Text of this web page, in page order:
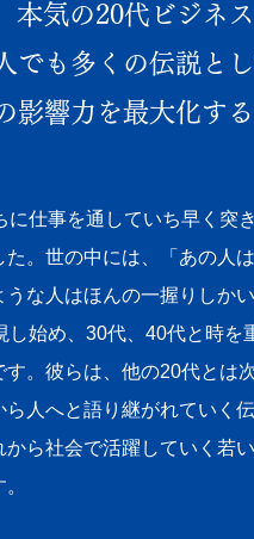
本気の20代ビジネ
でも多くの伝説と
影響力を最大化す
仕事を通していち早く突
。世の中には、「あの人
な人はほんの一握りしか
始め、30代、40代と時
。彼らは、他の20代とは
人へと語り継がれていく
ら社会で活躍していく若